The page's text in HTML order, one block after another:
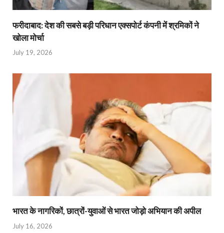
फरीदाबाद: देश की सबसे बड़ी परिधान एक्सपोर्ट कंपनी में श्रमिकों ने
खोला मोर्चा
July 19, 2026
भारत के नागरिकों, छात्रों-युवाओं से भारत जोड़ो अभियान की अपील
July 16, 2026